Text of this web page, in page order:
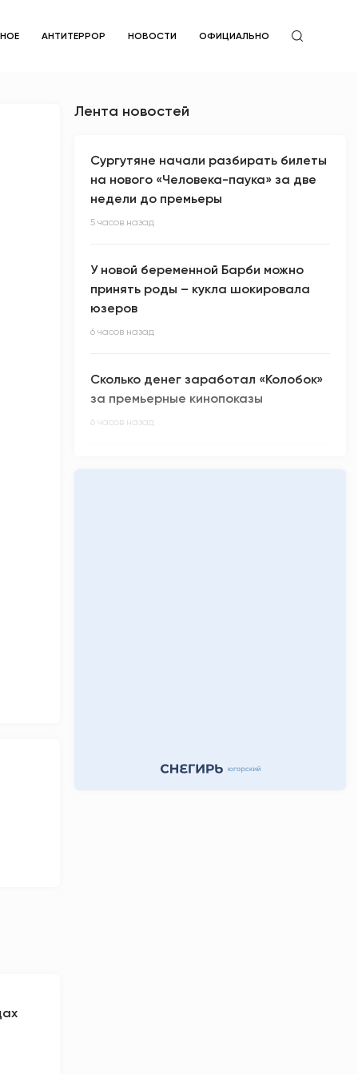
АНТИТЕРРОР НОВОСТИ ОФИЦИАЛЬНО
Лента новостей
Сургутяне начали разбирать билеты
на нового «Человека-паука» за две
недели до премьеры
5 часов назад
У новой беременной Барби можно
принять роды – кукла шокировала
юзеров
6 часов назад
Сколько денег заработал «Колобок»
за премьерные кинопоказы
6 часов назад